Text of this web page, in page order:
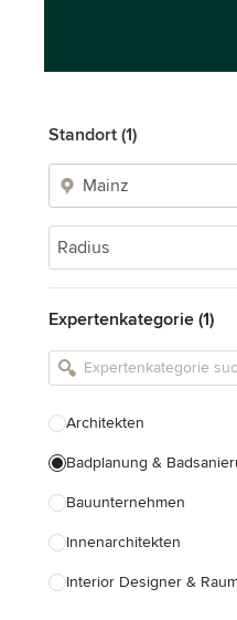
Standort (1)
Radius
Expertenkategorie (1)
Architekten
Badplanung &
Bauunternehmen
Innenarchitekten
Interior Designer &